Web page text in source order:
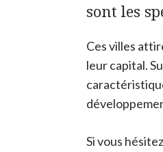
sont les
Ces villes
leur capital.
Si vous